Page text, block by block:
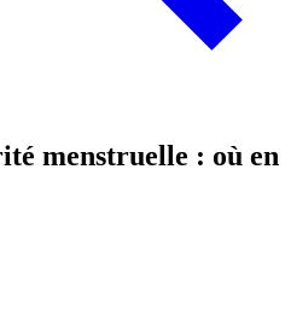
menstruelle : où en